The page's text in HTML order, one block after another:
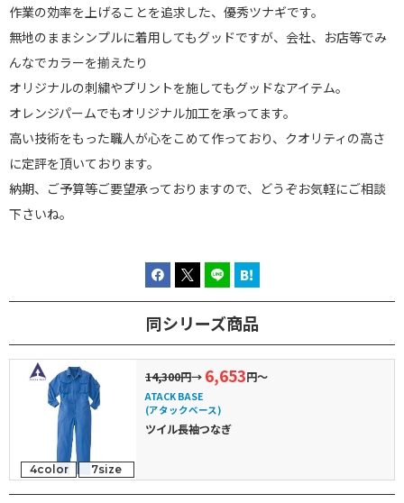
作業の効率を上げることを追求した、優秀ツナギです。
無地のままシンプルに着用してもグッドですが、会社、お店等でみ
んなでカラーを揃えたり
オリジナルの刺繍やプリントを施してもグッドなアイテム。
オレンジパームでもオリジナル加工を承ってます。
高い技術をもった職人が心をこめて作っており、クオリティの高さ
に定評を頂いております。
納期、ご予算等ご要望承っておりますので、どうぞお気軽にご相談
下さいね。
同シリーズ商品
4color 7size
14,300円→ 6,653円～
ATACK BASE
(アタックベース)
ツイル長袖つなぎ